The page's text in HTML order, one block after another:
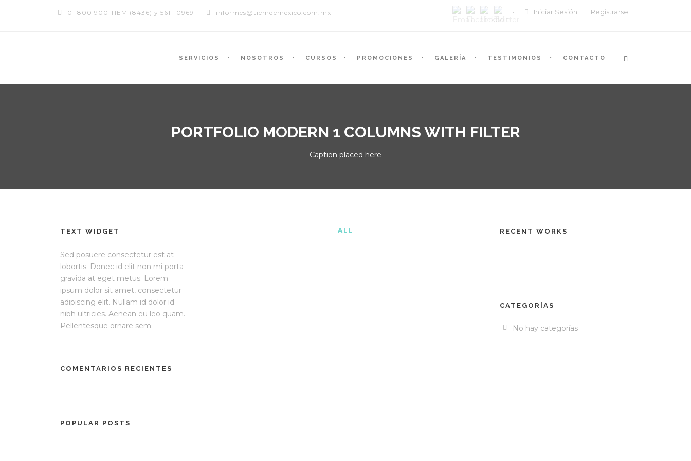
01 800 900 TIEM (8436) y 5611-0969 informes@tiemdemexico.com.mx Iniciar Sesión | Registrarse
SERVICIOS NOSOTROS CURSOS PROMOCIONES GALERÍA TESTIMONIOS CONTACTO
PORTFOLIO MODERN 1 COLUMNS WITH FILTER
Caption placed here
ALL
TEXT WIDGET
Sed posuere consectetur est at
lobortis. Donec id elit non mi porta
gravida at eget metus. Lorem
ipsum dolor sit amet, consectetur
adipiscing elit. Nullam id dolor id
nibh ultricies. Aenean eu leo quam.
Pellentesque ornare sem.
COMENTARIOS RECIENTES
POPULAR POSTS
RECENT WORKS
CATEGORÍAS
No hay categorías